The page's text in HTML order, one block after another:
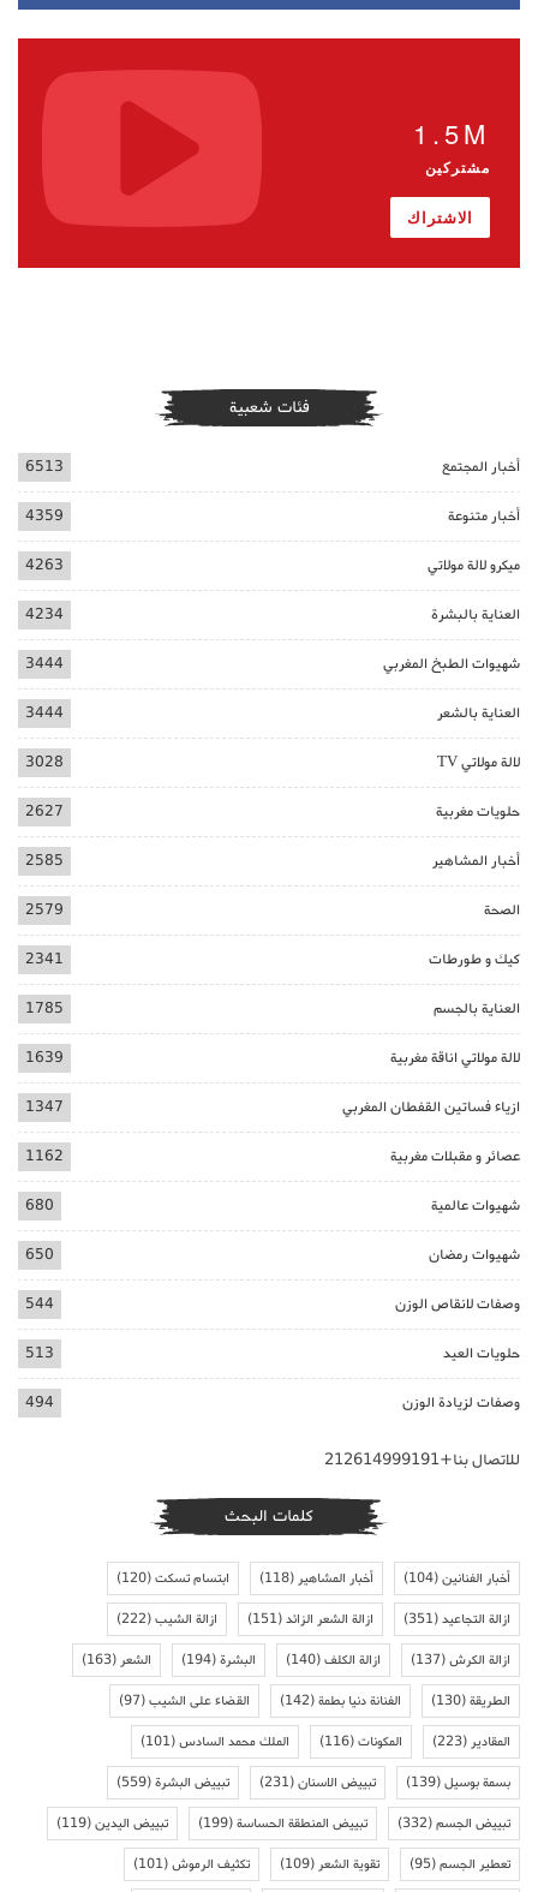
1.5M
مشتركين
الاشتراك
فئات شعبية
أخبار المجتمع 6513
أخبار متنوعة 4359
ميكرو لالة مولاتي 4263
العناية بالبشرة 4234
شهيوات الطبخ المغربي 3444
العناية بالشعر 3444
لالة مولاتي TV 3028
حلويات مغربية 2627
أخبار المشاهير 2585
الصحة 2579
كيك و طورطات 2341
العناية بالجسم 1785
لالة مولاتي اناقة مغربية 1639
ازياء فساتين القفطان المغربي 1347
عصائر و مقبلات مغربية 1162
شهيوات عالمية 680
شهيوات رمضان 650
وصفات لانقاص الوزن 544
حلويات العيد 513
وصفات لزيادة الوزن 494
للاتصال بنا+212614999191
كلمات البحث
أخبار الفنانين(104) أخبار المشاهير(118) ابتسام تسكت(120)
ازالة التجاعيد(351) ازالة الشعر الزائد(151) ازالة الشيب(222)
ازالة الكرش(137) ازالة الكلف(140) البشرة(194) الشعر(163)
الطريقة(130) الفنانة دنيا بطمة(142) القضاء على الشيب(97)
المقادير(223) المكونات(116) الملك محمد السادس(101)
بسمة بوسيل(139) تبييض الاسنان(231) تبييض البشرة(559)
تبييض الجسم(332) تبييض المنطقة الحساسة(199) تبييض اليدين(119)
تعطير الجسم(95) تقوية الشعر(109) تكثيف الرموش(101)